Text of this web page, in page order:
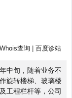
Whois查询 百度诊站
中旬，随着业务不
旋转楼梯、玻璃楼
工程栏杆等，公司